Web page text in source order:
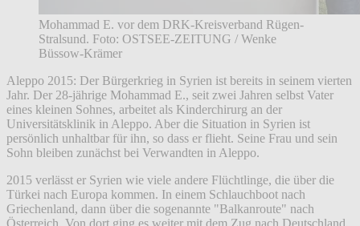
Mohammad E. vor dem DRK-Kreisverband Rügen-
Stralsund. Foto: OSTSEE-ZEITUNG / Wenke
Büssow-Krämer
Aleppo 2015: Der Bürgerkrieg in Syrien ist bereits in seinem vierten
Jahr. Der 28-jährige Mohammad E., seit zwei Jahren selbst Vater
eines kleinen Sohnes, arbeitet als Kinderchirurg an der
Universitätsklinik in Aleppo. Aber die Situation in Syrien ist
persönlich unhaltbar für ihn, so dass er flieht. Seine Frau und sein
Sohn bleiben zunächst bei Verwandten in Aleppo.
2015 verlässt er Syrien wie viele andere Flüchtlinge, die über die
Türkei nach Europa kommen. In einem Schlauchboot nach
Griechenland, dann über die sogenannte "Balkanroute" nach
Österreich. Von dort ging es weiter mit dem Zug nach Deutschland,